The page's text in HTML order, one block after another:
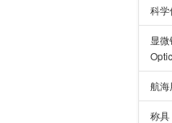
科
显
航
称